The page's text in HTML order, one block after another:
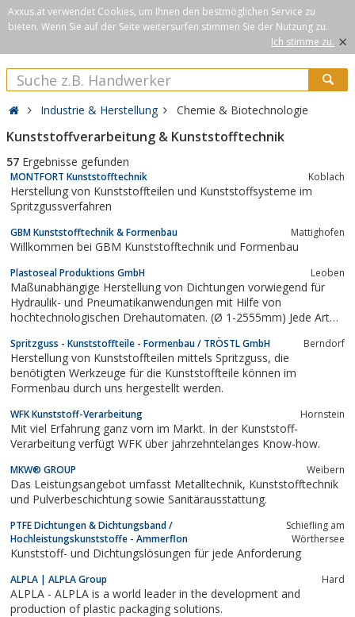
Axxus.at verwendet Cookies, um Ihnen den bestmöglichen Service zu
bieten. Wenn Sie auf der Seite weitersurfen stimmen Sie der Nutzung zu.
Ich stimme zu. ×
Industrie & Herstellung Chemie & Biotechnologie
Kunststoffverarbeitung & Kunststofftechnik
57 Ergebnisse gefunden
MONTFORT Kunststofftechnik Koblach
Herstellung von Kunststoffteilen und Kunststoffsysteme im
Spritzgussverfahren
GBM Kunststofftechnik & Formenbau Mattighofen
Willkommen bei GBM Kunststofftechnik und Formenbau
Plastoseal Produktions GmbH Leoben
Maßunabhängige Herstellung von Dichtungen vorwiegend für
Hydraulik- und Pneumatikanwendungen mit Hilfe von
hochtechnologischen Drehautomaten. (Ø 1-2555mm) Jede Art
Spritzguss - Kunststoffteile - Formenbau / TRÖSTL GmbH Berndorf
Herstellung von Kunststoffteilen mittels Spritzguss, die
benötigten Werkzeuge für die Kunststoffteile können im
Formenbau durch uns hergestellt werden.
WFK Kunststoff-Verarbeitung Hornstein
Mit viel Erfahrung ganz vorn im Markt. In der Kunststoff-
Verarbeitung verfügt WFK über jahrzehntelanges Know-how.
MKW® GROUP Weibern
Das Leistungsangebot umfasst Metalltechnik, Kunststofftechnik
und Pulverbeschichtung sowie Sanitärausstattung.
PTFE Dichtungen & Dichtungsband /
Hochleistungskunststoffe - Ammerflon
Schiefling am
Wörthersee
Kunststoff- und Dichtungslösungen für jede Anforderung
ALPLA | ALPLA Group Hard
ALPLA - ALPLA is a world leader in the development and
production of plastic packaging solutions.